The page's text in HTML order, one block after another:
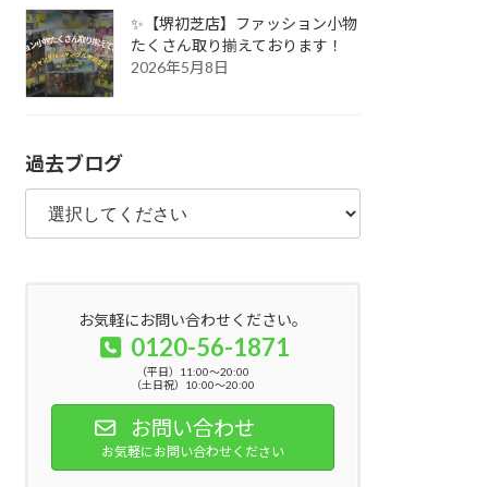
✨【堺初芝店】ファッション小物
たくさん取り揃えております！
2026年5月8日
過去ブログ
お気軽にお問い合わせください。
0120-56-1871
（平日）11:00～20:00
（土日祝）10:00～20:00
お問い合わせ
お気軽にお問い合わせください